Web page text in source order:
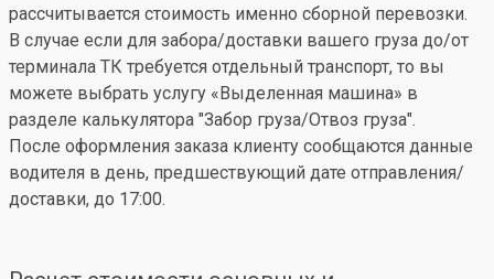
рассчитывается стоимость именно сборной перевозки.
В случае если для забора/доставки вашего груза до/от
терминала ТК требуется отдельный транспорт, то вы
можете выбрать услугу «Выделенная машина» в
разделе калькулятора "Забор груза/Отвоз груза".
После оформления заказа клиенту сообщаются данные
водителя в день, предшествующий дате отправления/
доставки, до 17:00.